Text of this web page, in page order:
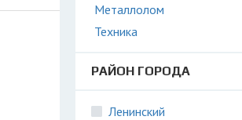
Металлолом
Техника
РАЙОН ГОРОДА
Ленинский